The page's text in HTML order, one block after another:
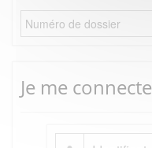
Je me connecte